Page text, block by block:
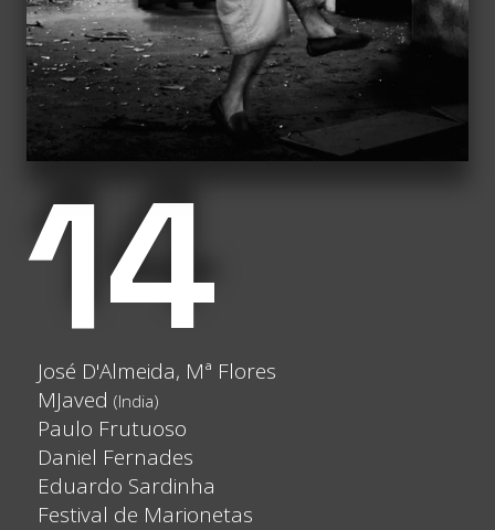
14
José D'Almeida, Mª Flores
MJaved (India)
Paulo Frutuoso
Daniel Fernades
Eduardo Sardinha
Festival de Marionetas